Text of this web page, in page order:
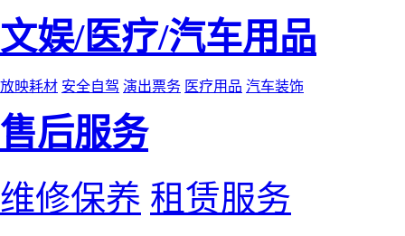
文娱/医疗/汽车用品
放映耗材 安全自驾 演出票务 医疗用品 汽车装饰
售后服务
维修保养 租赁服务